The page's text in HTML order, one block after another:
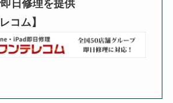
日修理を提供
コム】